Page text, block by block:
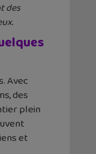
des
Avec
des
plein
et